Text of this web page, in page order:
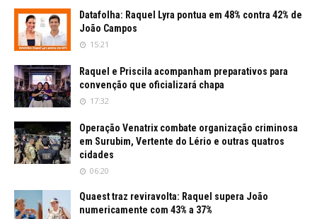
Datafolha: Raquel Lyra pontua em 48% contra 42% de
João Campos
15:21
Raquel e Priscila acompanham preparativos para
convenção que oficializará chapa
17:32
Operação Venatrix combate organização criminosa
em Surubim, Vertente do Lério e outras quatros
cidades
06:20
Quaest traz reviravolta: Raquel supera João
numericamente com 43% a 37%